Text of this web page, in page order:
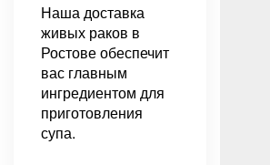
Наша доставка
живых раков в
Ростове обеспечит
вас главным
ингредиентом для
приготовления
супа.